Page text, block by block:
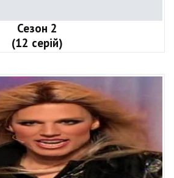
Сезон 2
(12 серій)